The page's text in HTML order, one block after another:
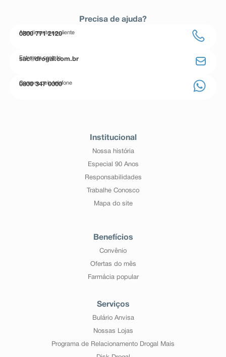
Precisa de ajuda?
Atendimento ao cliente
0800 771 2120
Entre em contato
sac@drogal.com.br
Compre pelo telefone
0800 347 0000
Institucional
Nossa história
Especial 90 Anos
Responsabilidades
Trabalhe Conosco
Mapa do site
Benefícios
Convênio
Ofertas do mês
Farmácia popular
Serviços
Bulário Anvisa
Nossas Lojas
Programa de Relacionamento Drogal Mais